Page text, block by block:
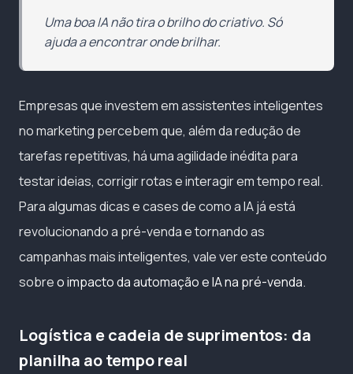
Uma boa IA não tira o brilho do criativo. Só
ajuda a encontrar onde brilhar.
Empresas que investem em assistentes inteligentes
no marketing percebem que, além da redução de
tarefas repetitivas, há uma agilidade inédita para
testar ideias, corrigir rotas e interagir em tempo real.
Para algumas dicas e cases de como a IA já está
revolucionando a pré-venda e tornando as
campanhas mais inteligentes, vale ver este conteúdo
sobreo impacto da automação e IA na pré-venda.
Logística e cadeia de suprimentos: da
planilha ao tempo real